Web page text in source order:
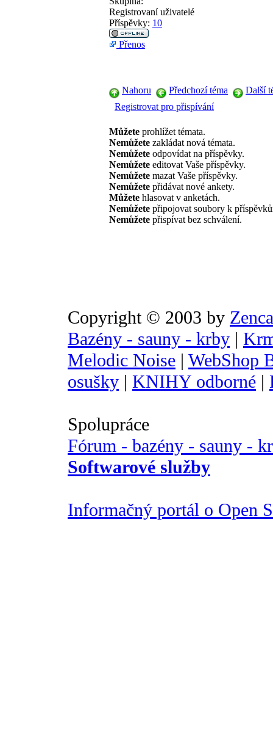
Registrovaní uživatelé
Příspěvky: 10
Přenos
Nahoru Předchozí téma
Další
Registrovat pro přispívání
Můžete prohlížet témata.
Nemůžete zakládat nová témata.
Nemůžete odpovídat na příspěvky.
Nemůžete editovat Vaše příspěvky.
Nemůžete mazat Vaše příspěvky.
Nemůžete přidávat nové ankety.
Můžete hlasovat v anketách.
Nemůžete připojovat soubory k
Nemůžete přispívat bez schválení.
Copyright © 2003 by
Bazény - sauny - krby |
Melodic Noise | WebShop
osušky | KNIHY odborné |
Spolupráce
Fórum - bazény - sauny -
Softwarové služby
Informačný portál o Open